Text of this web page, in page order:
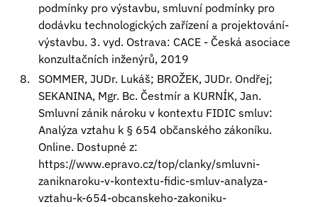
podmínky pro výstavbu, smluvní podmínky pro
dodávku technologických zařízení a projektování-
výstavbu. 3. vyd. Ostrava: CACE - Česká asociace
konzultačních inženýrů, 2019
SOMMER, JUDr. Lukáš; BROŽEK, JUDr. Ondřej;
SEKANINA, Mgr. Bc. Čestmír a KURNÍK, Jan.
Smluvní zánik nároku v kontextu FIDIC smluv:
Analýza vztahu k § 654 občanského zákoníku.
Online. Dostupné z:
https://www.epravo.cz/top/clanky/smluvni-
zaniknaroku-v-kontextu-fidic-smluv-analyza-
vztahu-k-654-obcanskeho-zakoniku-